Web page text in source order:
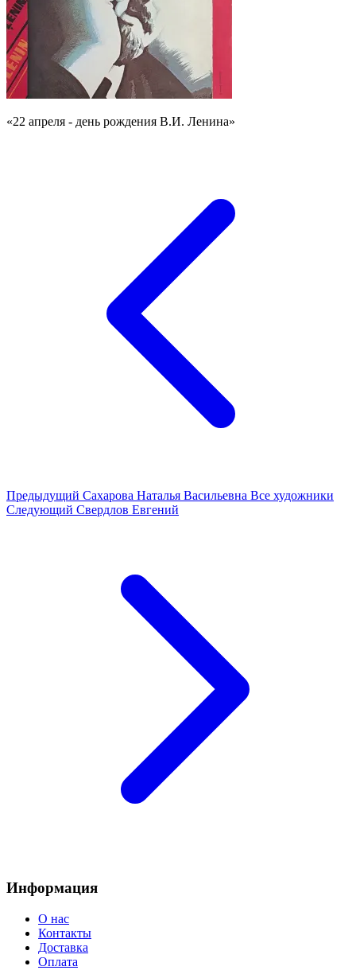
«22 апреля - день рождения В.И. Ленина»
Предыдущий Сахарова Наталья Васильевна Все художники
Следующий Свердлов Евгений
Информация
О нас
Контакты
Доставка
Оплата